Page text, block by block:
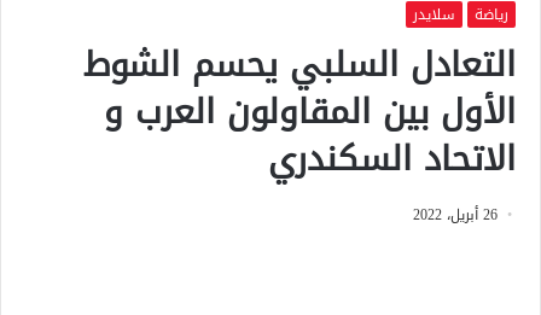
رياضة سلايدر
التعادل السلبي يحسم الشوط
الأول بين المقاولون العرب و
الاتحاد السكندري
26 أبريل، 2022